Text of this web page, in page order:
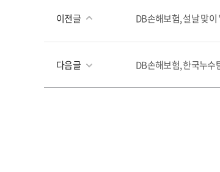
이전글 DB손해보험, 설날 맞
다음글 DB손해보험, 한국누수